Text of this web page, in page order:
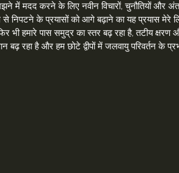
में मदद करने के लिए नवीन विचारों, चुनौतियों और
निपटने के प्रयासों को आगे बढ़ाने का यह प्रयास मेरे
भी हमारे पास समुद्र का स्तर बढ़ रहा है, तटीय
बढ़ रहा है और हम छोटे द्वीपों में जलवायु